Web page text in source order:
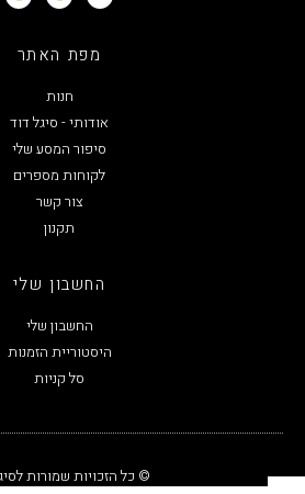
מפת האתר
אודותי - סיגל דוד
סיפור המסע שלי
לקוחות מספרים
צור קשר
החשבון שלי
החשבון שלי
היסטוריית הזמנות
סל קניות
© כל הזכויות שמורות לסיגל דוד